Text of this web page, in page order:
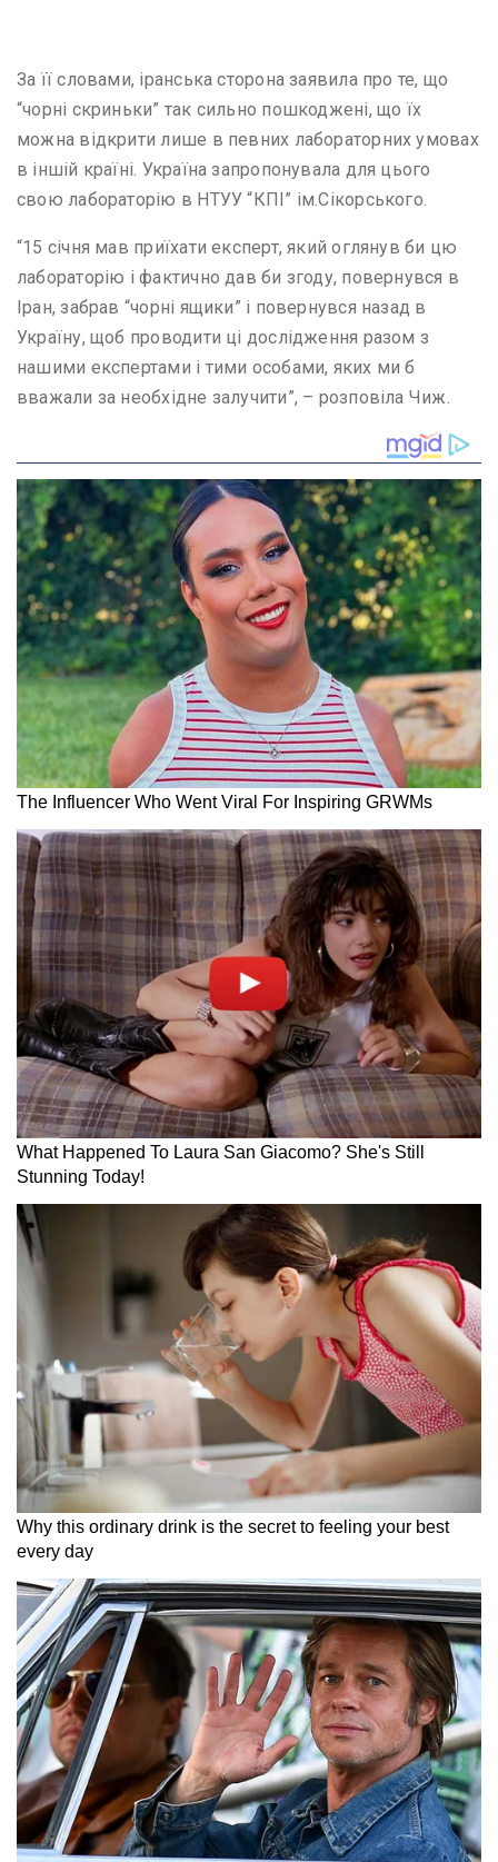
За її словами, іранська сторона заявила про те, що
“чорні скриньки” так сильно пошкоджені, що їх
можна відкрити лише в певних лабораторних умовах
в іншій країні. Україна запропонувала для цього
свою лабораторію в НТУУ “КПІ” ім.Сікорського.
“15 січня мав приїхати експерт, який оглянув би цю
лабораторію і фактично дав би згоду, повернувся в
Іран, забрав “чорні ящики” і повернувся назад в
Україну, щоб проводити ці дослідження разом з
нашими експертами і тими особами, яких ми б
вважали за необхідне залучити”, – розповіла Чиж.